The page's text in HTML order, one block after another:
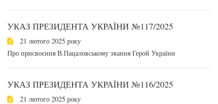
УКАЗ ПРЕЗИДЕНТА УКРАЇНИ №117/2025
21 лютого 2025 року
Про присвоєння В.Пацаловському звання Герой України
УКАЗ ПРЕЗИДЕНТА УКРАЇНИ №116/2025
21 лютого 2025 року